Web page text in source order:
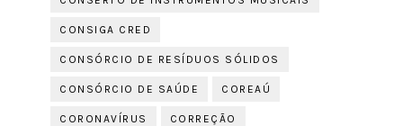
CONSIGA CRED
CONSÓRCIO DE RESÍDUOS SÓLIDOS
CONSÓRCIO DE SAÚDE COREAÚ
CORONAVÍRUS CORREÇÃO